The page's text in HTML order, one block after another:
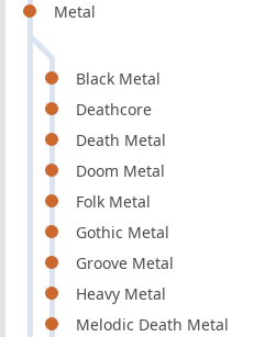
Metal
Black Metal
Deathcore
Death Metal
Doom Metal
Folk Metal
Gothic Metal
Groove Metal
Heavy Metal
Melodic Death Metal